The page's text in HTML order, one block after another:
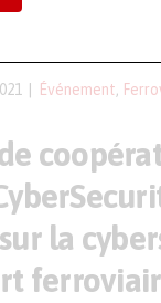
Événement
la